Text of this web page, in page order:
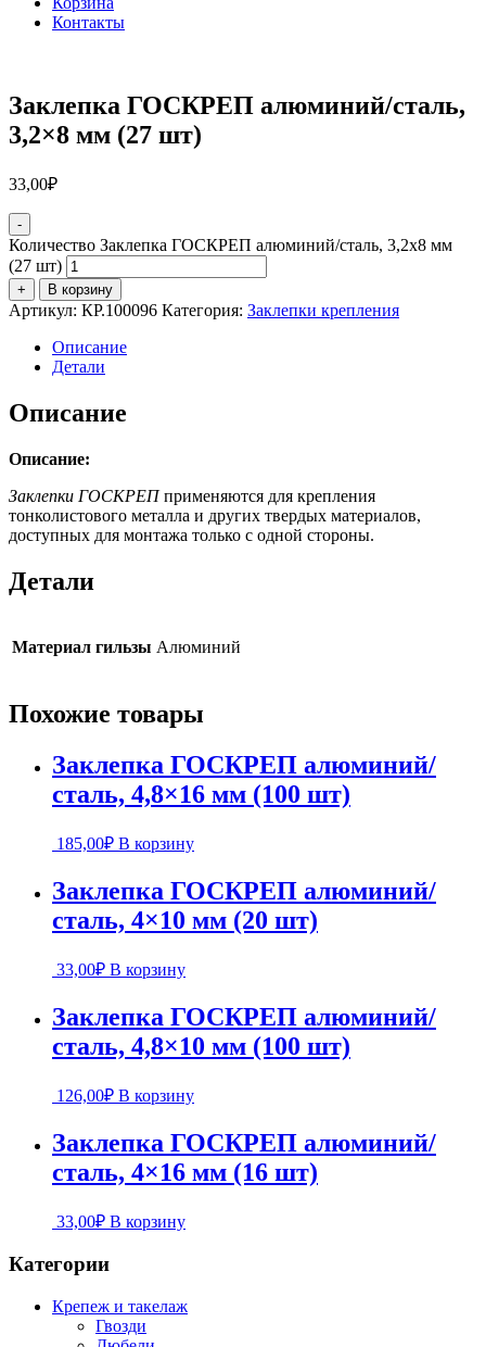
Контакты
Заклепка ГОСКРЕП алюминий/сталь,
3,2×8 мм (27 шт)
33,00₽
-
Количество Заклепка ГОСКРЕП алюминий/сталь, 3,2x8 мм
(27 шт)
+ В корзину
Артикул: КР.100096 Категория: Заклепки крепления
Описание
Детали
Описание
Описание:
Заклепки ГОСКРЕПприменяются для крепления
тонколистового металла и других твердых материалов,
доступных для монтажа только с одной стороны.
Детали
Материал гильзы Алюминий
Похожие товары
Заклепка ГОСКРЕП алюминий/
сталь, 4,8×16 мм (100 шт)
185,00₽ В корзину
Заклепка ГОСКРЕП алюминий/
сталь, 4×10 мм (20 шт)
33,00₽ В корзину
Заклепка ГОСКРЕП алюминий/
сталь, 4,8×10 мм (100 шт)
126,00₽ В корзину
Заклепка ГОСКРЕП алюминий/
сталь, 4×16 мм (16 шт)
33,00₽ В корзину
Категории
Крепеж и такелаж
Гвозди